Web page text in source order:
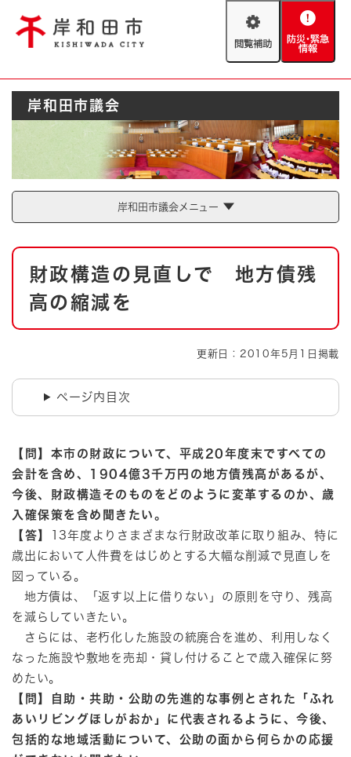
閲
助
防
緊
情
報
Foreign language
やさしい日本語
とじる
防災・緊急情報
ハザードマップ AED設置箇所
とじる
岸和田市議会
岸和田市議会メニュー
本
財政構造の見直しで 地方債残
高の縮減を
更新日：2010年5月1日掲載
ページ内目次
【問】本市の財政について、平成20年度末ですべての
会計を含め、1904億3千万円の地方債残高があるが、
今後、財政構造そのものをどのように変革するのか、歳
入確保策を含め聞きたい。
【答】
13年度よりさまざまな行財政改革に取り組み、特に
歳出において人件費をはじめとする大幅な削減で見直しを
図っている。
地方債は、「返す以上に借りない」の原則を守り、残高
を減らしていきたい。
さらには、老朽化した施設の統廃合を進め、利用しなく
なった施設や敷地を売却・貸し付けることで歳入確保に努
めたい。
【問】自助・共助・公助の先進的な事例とされた「ふれ
あいリビングほしがおか」に代表されるように、今後、
包括的な地域活動について、公助の面から何らかの応援